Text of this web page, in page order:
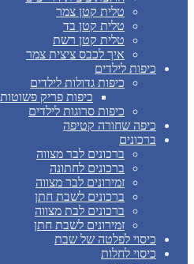
טלית קטן צמר
טלית קטן בד
טלית קטן רשת
איך לכבס ציצית צמר
כיפות לילדים
כיפות גדולות לילדים
כיפות פריק פשוטות
כיפות סרוגות לילדים
כיפה שחורה קטיפה
ברכונים
ברכונים לבר מצווה
ברכונים לחתונה
זמירונים לבר מצווה
ברכונים לשבת חתן
ברכונים לבת מצווה
זמירונים לשבת חתן
כיסוי לפלטה של שבת
כיסוי לחלות